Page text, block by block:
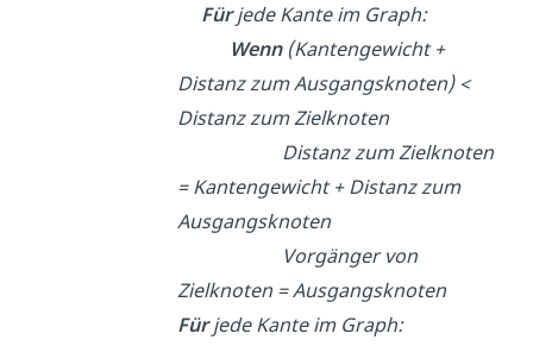
Fürjede Kante im Graph:
Wenn (Kantengewicht +
Distanz zum Ausgangsknoten) <
Distanz zum Zielknoten
Distanz zum Zielknoten
= Kantengewicht + Distanz zum
Ausgangsknoten
Vorgänger von
Zielknoten = Ausgangsknoten
Fürjede Kante im Graph: